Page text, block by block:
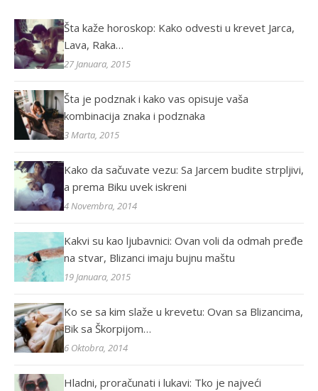
Šta kaže horoskop: Kako odvesti u krevet Jarca,
Lava, Raka…
27 Januara, 2015
Šta je podznak i kako vas opisuje vaša
kombinacija znaka i podznaka
3 Marta, 2015
Kako da sačuvate vezu: Sa Jarcem budite strpljivi,
a prema Biku uvek iskreni
4 Novembra, 2014
Kakvi su kao ljubavnici: Ovan voli da odmah pređe
na stvar, Blizanci imaju bujnu maštu
19 Januara, 2015
Ko se sa kim slaže u krevetu: Ovan sa Blizancima,
Bik sa Škorpijom…
6 Oktobra, 2014
Hladni, proračunati i lukavi: Tko je najveći